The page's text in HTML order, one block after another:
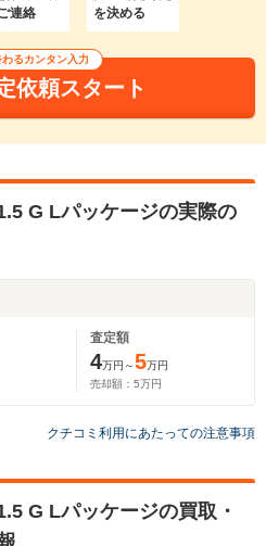
連絡
を決める
るカンタン入力
依頼スタート
G Lパッケージの実際の
査定額
4万円～5万円
売却額： 5万円
クチコミ利用にあたっての注意事項
G Lパッケージの買取・